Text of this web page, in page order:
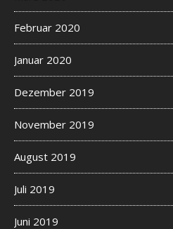
Februar 2020
Januar 2020
Dezember 2019
November 2019
August 2019
Juli 2019
Juni 2019